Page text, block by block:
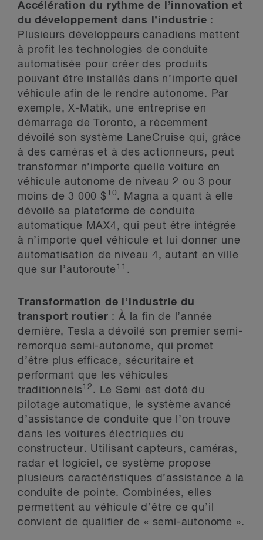
Accélération du rythme de l’innovation et
du développement dans l’industrie :
Plusieurs développeurs canadiens mettent
à profit les technologies de conduite
automatisée pour créer des produits
pouvant être installés dans n’importe quel
véhicule afin de le rendre autonome. Par
exemple, X-Matik, une entreprise en
démarrage de Toronto, a récemment
dévoilé son système LaneCruise qui, grâce
à des caméras et à des actionneurs, peut
transformer n’importe quelle voiture en
véhicule autonome de niveau 2 ou 3 pour
moins de 3 000 $10. Magna a quant à elle
dévoilé sa plateforme de conduite
automatique MAX4, qui peut être intégrée
à n’importe quel véhicule et lui donner une
automatisation de niveau 4, autant en ville
que sur l’autoroute 11 .
Transformation de l’industrie du
transport routier : À la fin de l’année
dernière, Tesla a dévoilé son premier semi-
remorque semi-autonome, qui promet
d’être plus efficace, sécuritaire et
performant que les véhicules
traditionnels12 . Le Semi est doté du
pilotage automatique, le système avancé
d’assistance de conduite que l’on trouve
dans les voitures électriques du
constructeur. Utilisant capteurs, caméras,
radar et logiciel, ce système propose
plusieurs caractéristiques d’assistance à la
conduite de pointe. Combinées, elles
permettent au véhicule d’être ce qu’il
convient de qualifier de « semi-autonome ».